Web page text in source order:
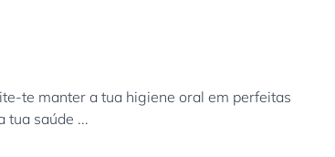
te manter a tua higiene oral em perfeitas
tua saúde ...